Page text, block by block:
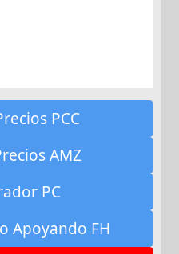
PCC
AMZ
PC
Apoyando FH